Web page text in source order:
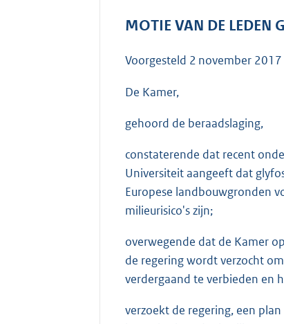
MOTIE VAN DE LEDEN
Voorgesteld 2 november 2017
De Kamer,
gehoord de beraadslaging,
constaterende dat recent
Universiteit aangeeft dat
Europese landbouwgronden
milieurisico's zijn;
overwegende dat de Kamer
de regering wordt verzocht
verdergaand te verbieden en
verzoekt de regering, een